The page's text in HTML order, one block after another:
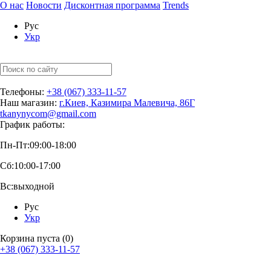
О нас Новости Дисконтная программа Trends
Рус
Укр
Телефоны: +38 (067) 333-11-57
Наш магазин: г.Киев, Казимира Малевича, 86Г
tkanynycom@gmail.com
График работы:
Пн-Пт:09:00-18:00
Сб:10:00-17:00
Вс:выходной
Рус
Укр
Корзина пуста (0)
+38 (067) 333-11-57